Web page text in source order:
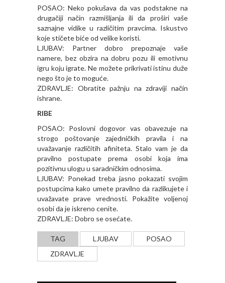
POSAO: Neko pokušava da vas podstakne na
drugačiji način razmišljanja ili da proširi vaše
saznajne vidike u različitim pravcima. Iskustvo
koje stičete biće od velike koristi.
LJUBAV: Partner dobro prepoznaje vaše
namere, bez obzira na dobru pozu ili emotivnu
igru koju igrate. Ne možete prikrivati istinu duže
nego što je to moguće.
ZDRAVLJE: Obratite pažnju na zdraviji način
ishrane.
RIBE
POSAO: Poslovni dogovor vas obavezuje na
strogo poštovanje zajedničkih pravila i na
uvažavanje različitih afiniteta. Stalo vam je da
pravilno postupate prema osobi koja ima
pozitivnu ulogu u saradničkim odnosima.
LJUBAV: Ponekad treba jasno pokazati svojim
postupcima kako umete pravilno da razlikujete i
uvažavate prave vrednosti. Pokažite voljenoj
osobi da je iskreno cenite.
ZDRAVLJE: Dobro se osećate.
TAG LJUBAV
POSAO
ZDRAVLJE